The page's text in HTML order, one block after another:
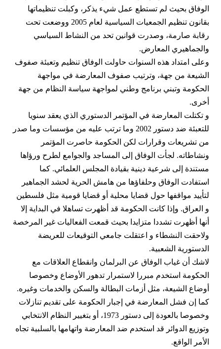
الوفاق بحيث لم تستطع عمل شيء يذكر، وكبلت تنظيماتها
بقانون تنظيم الجمعيات السياسية لعام 2005 ووضعت تحت
رقابة صارمة، وصدرت قوانين تحد من النشاط السياسي
والجماهيري المعارض.
وعلى امتداد هذه السنوات حاولت الوفاق تنظيم وتعبئة صفوف
الشيعة من جهة، وترتيب صفوف المعارضة في مواجهة
الحكومة وتبني برنامج وطني لمواجهة سياسة النظام من جهة
أخرى.
و تكتلت المعارضة في المؤتمر الدستوري الذي يعقد سنويا
للتعبئة ضد دستور 2002 وما ترتب عليه من مؤسسات وما صدر
من تشريعات وقرارات لكن الحكومة حاصرت المؤتمر
ونشاطاته. لجأت الوفاق إلى المساجد والجوامع لطرح ورؤاها
مستندة إلى شرعية دينية بقيادة المجلس العلمائي. كما
استفادت الوفاق وحلفاؤها من هامش الحرية لحشد الجماهير
لتأييد مواقفها حول قضايا محلية أو قضايا قومية مثل فلسطين
و العراق. وإذا كانت الحكومة قد أظهرت تساهلا في البداية إلا
أنها أظهرت تشددا متزايدا بحيث قمعت الفعاليات غير المرخصة
ولاحقت النشطاء و اعتقلت جامعي التوقيعات للعريضة
الدستورية الشعبية.
لاشك أن غياب الوفاق عن البرلمان وانقطاع العلاقات مع
الحكومة استخدم مبررا لاستمرار تدهور الأوضاع وخصوصا
أوضاع الشيعة، مثل أزمات البطالة والسكن والخدمات وغيره.
كما إن فشل المعارضة في إجبار الحكومة على تقديم تنازلات
وخصوصا بالعودة إلى دستور 1973، أو بتغيير النظام الانتخابي
وتوزيع الدوائر قد استخدم ضد المعارضة واتهامها بالسلبية تجاه
الأمر الواقع.